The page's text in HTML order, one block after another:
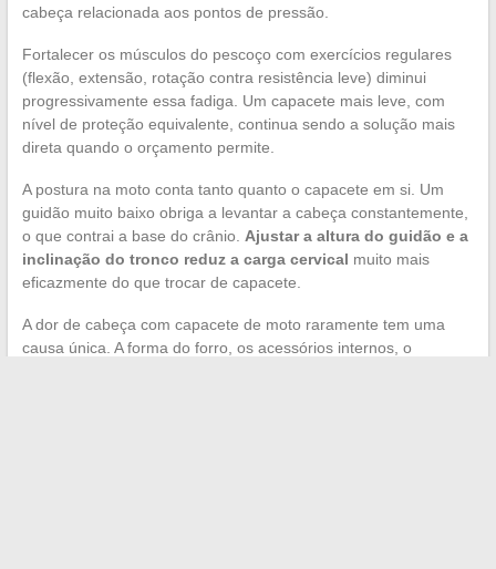
cabeça relacionada aos pontos de pressão.
Fortalecer os músculos do pescoço com exercícios regulares
(flexão, extensão, rotação contra resistência leve) diminui
progressivamente essa fadiga. Um capacete mais leve, com
nível de proteção equivalente, continua sendo a solução mais
direta quando o orçamento permite.
A postura na moto conta tanto quanto o capacete em si. Um
guidão muito baixo obriga a levantar a cabeça constantemente,
o que contrai a base do crânio. Ajustar a altura do guidão e a
inclinação do tronco reduz a carga cervical muito mais
eficazmente do que trocar de capacete.
A dor de cabeça com capacete de moto raramente tem uma
causa única. A forma do forro, os acessórios internos, o